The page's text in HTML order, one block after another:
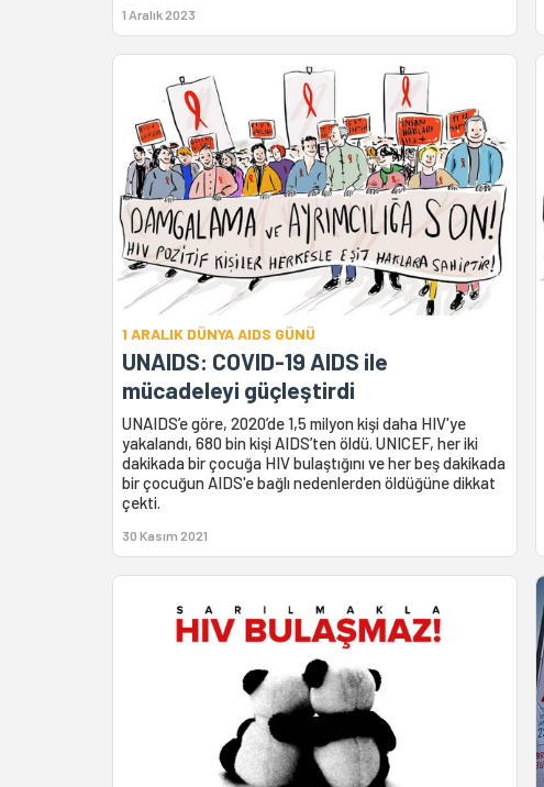
1 Aralık 2023
1 ARALIK DÜNYA AIDS GÜNÜ
UNAIDS: COVID-19 AIDS ile
mücadeleyi güçleştirdi
UNAIDS’e göre, 2020’de 1,5 milyon kişi daha HIV'ye
yakalandı, 680 bin kişi AIDS’ten öldü. UNICEF, her iki
dakikada bir çocuğa HIV bulaştığını ve her beş dakikada
bir çocuğun AIDS'e bağlı nedenlerden öldüğüne dikkat
çekti.
30 Kasım 2021